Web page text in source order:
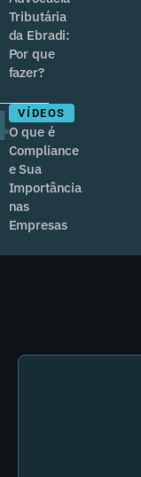
Tributária
da Ebradi:
Por que
fazer?
VÍDEOS
O que é
Compliance
e Sua
Importância
nas
Empresas